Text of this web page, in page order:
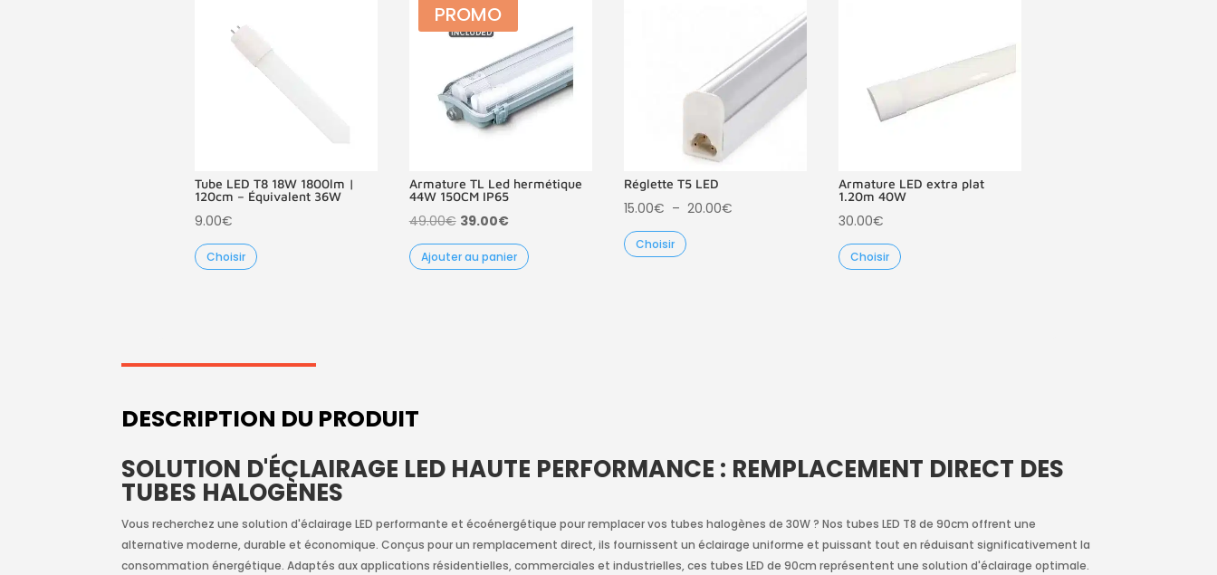
Tube LED T8 18W 1800lm |
120cm – Équivalent 36W
9.00€
Choisir
PROMO
Armature TL Led hermétique
44W 150CM IP65
49.00€ Le
prix
initial
39.00€Le
prix
actuel
Ajouter au panier
Réglette T5 LED
15.00€ – 20.00€Plage
Choisir
Armature LED extra plat
1.20m 40W
30.00€
Choisir
DESCRIPTION DU PRODUIT
SOLUTION D'ÉCLAIRAGE LED HAUTE PERFORMANCE : REMPLACEMENT DIRECT DES
TUBES HALOGÈNES
Vous recherchez une solution d'éclairage LED performante et écoénergétique pour remplacer vos tubes halogènes de 30W ? Nos tubes LED T8 de 90cm offrent une
alternative moderne, durable et économique. Conçus pour un remplacement direct, ils fournissent un éclairage uniforme et puissant tout en réduisant significativement la
consommation énergétique. Adaptés aux applications résidentielles, commerciales et industrielles, ces tubes LED de 90cm représentent une solution d'éclairage optimale.